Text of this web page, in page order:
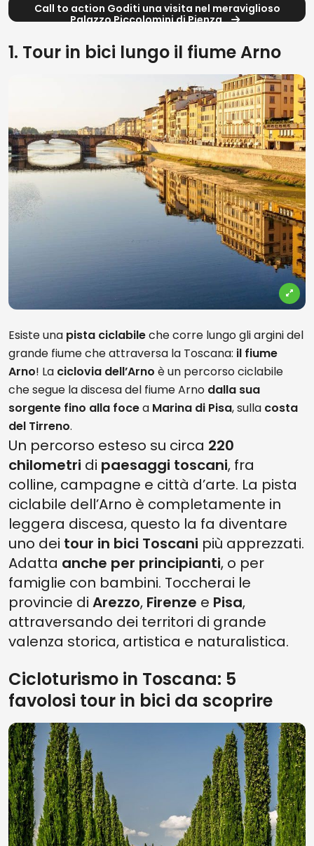
Call to action Goditi una visita nel meraviglioso
Palazzo Piccolomini di Pienza
1. Tour in bici lungo il fiume Arno
Esiste una pista ciclabileche corre lungo gli argini del
grande fiume che attraversa la Toscana: il fiume
Arno! La ciclovia dell’Arno è un percorso ciclabile
che segue la discesa del fiume Arno dalla sua
sorgente fino alla focea Marina di Pisa, sulla costa
del Tirreno.
Un percorso esteso su circa 220
chilometri di paesaggi toscani, fra
colline, campagne e città d’arte. La pista
ciclabile dell’Arno è completamente in
leggera discesa, questo la fa diventare
uno dei tour in bici Toscani più apprezzati.
Adatta anche per principianti, o per
famiglie con bambini. Toccherai le
provincie di Arezzo, Firenze e Pisa,
attraversando dei territori di grande
valenza storica, artistica e naturalistica.
Cicloturismo in Toscana: 5
favolosi tour in bici da scoprire